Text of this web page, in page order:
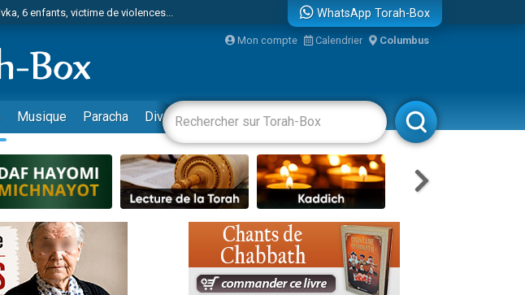
6 enfants, victime de violences...
dans un appartement insalubre
aux Orphelins
WhatsApp Torah-Box
Mon compte Calendrier Columbus
Musique Paracha Divertissements Livres Rabbanim